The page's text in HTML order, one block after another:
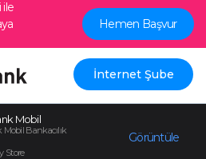
ile
Hemen Başvur
Mobil
Bankacılık
Store
Görüntüle
İnternet Şube